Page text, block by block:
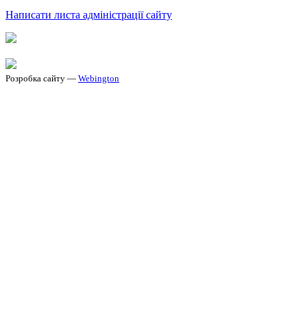
Написати листа адміністрації сайту
Розробка сайту — Webington